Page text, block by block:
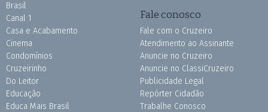
Brasil
Canal 1
Casa e Acabamento
Cinema
Condomínios
Cruzeirinho
Do Leitor
Educação
Educa Mais Brasil
Fale conosco
Fale com o Cruzeiro
Atendimento ao Assinante
Anuncie no Cruzeiro
Anuncie no ClassiCruzeiro
Publicidade Legal
Repórter Cidadão
Trabalhe Conosco